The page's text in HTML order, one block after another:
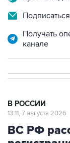
Получать
ВС РФ
"Яблока"